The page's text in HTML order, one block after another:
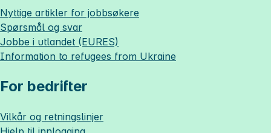
Nyttige artikler for jobbsøkere
Spørsmål og svar
Jobbe i utlandet (EURES)
Information to refugees from Ukraine
For bedrifter
Vilkår og retningslinjer